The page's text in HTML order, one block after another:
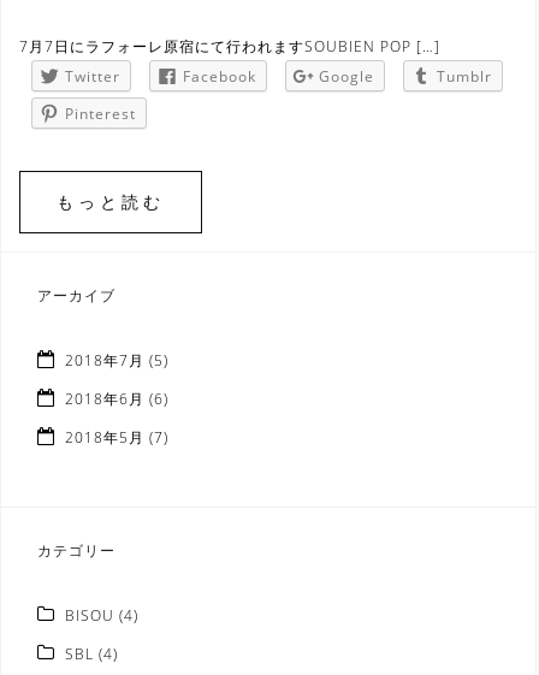
7月7日にラフォーレ原宿にて行われますSOUBIEN POP […]
Twitter
Facebook Google
Tumblr
Pinterest
もっと読む
アーカイブ
2018年7月 (5)
2018年6月 (6)
2018年5月 (7)
カテゴリー
BISOU (4)
SBL (4)